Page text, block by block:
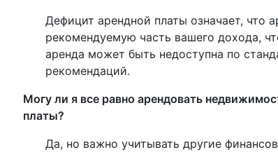
Дефицит арендной платы означает, что
рекомендуемую часть вашего дохода,
аренда может быть недоступна по
рекомендаций.
Могу ли я все равно арендовать
платы?
Да, но важно учитывать другие